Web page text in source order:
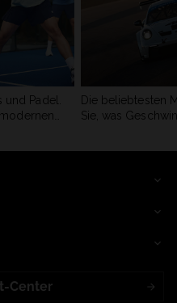
und Padel.
Die beliebtesten
Sie, was
Center